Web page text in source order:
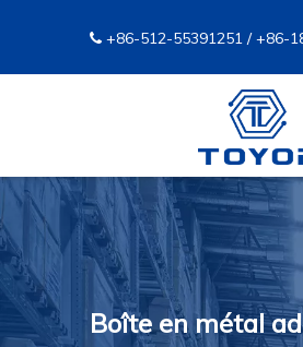
 +86-512-55391251 /
Boîte en métal